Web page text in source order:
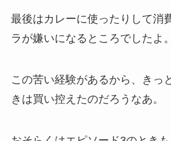
最後はカレーに使ったりして消
ラが嫌いになるところでしたよ。
この苦い経験があるから、きっ
きは買い控えたのだろうなあ。